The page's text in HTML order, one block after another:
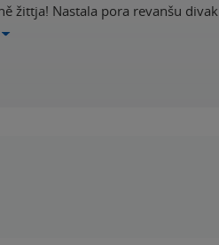
žittja! Nastala pora revanšu